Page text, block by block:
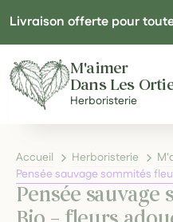
Livraison offerte pour
M'aimer
Dans Les
Herboristerie
Accueil Herboristerie
Pensée sauvage sommités
Pensée